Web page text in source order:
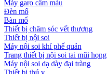
Máy garo cầm máu
Đèn mổ
Bàn mổ
Thiết bị chăm sóc vết thương
Thiết bị nội soi
Máy nội soi khí phế quản
Trang thiết bị nội soi tai mũi họng
Máy nội soi dạ dày đại tràng
Thiết bị thú y